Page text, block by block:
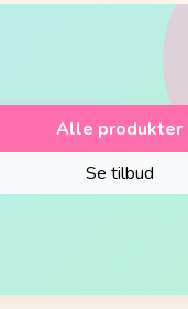
Alle produkter
Se tilbud